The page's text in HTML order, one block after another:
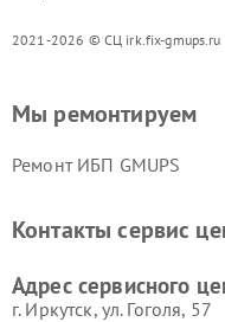
2021-2026 © СЦ irk.fix-gmups.ru
Мы ремонтируем
Ремонт ИБП GMUPS
Контакты сервис
Адрес сервисного
г. Иркутск, ул. ​Гоголя, 57